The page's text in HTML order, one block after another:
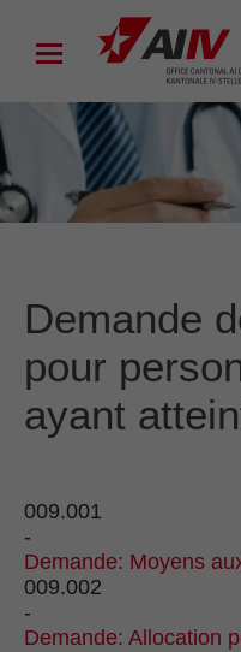
Demande
pour
ayant
009.001
-
Demande: Moyens
009.002
-
Demande: Allocation